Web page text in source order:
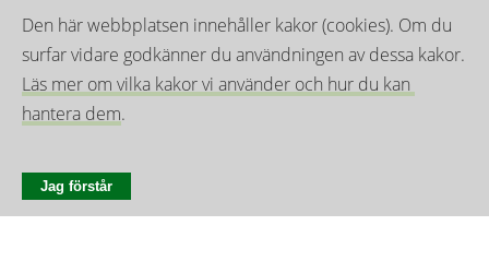
Den här webbplatsen innehåller kakor (cookies). Om du
Läs mer om vilka kakor vi använder och hur du kan
hantera dem.
Jag förstår